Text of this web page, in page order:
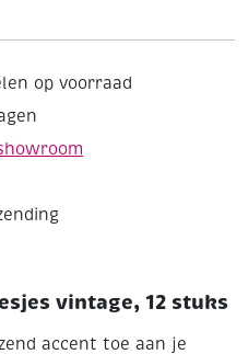
op voorraad
vintage, 12 stuks
accent toe aan je